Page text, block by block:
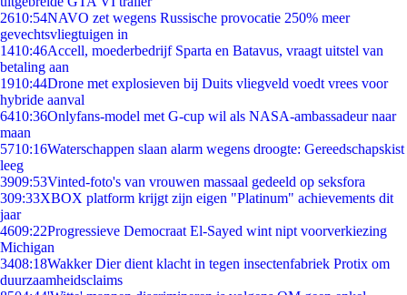
2610:54NAVO zet wegens Russische provocatie 250% meer
gevechtsvliegtuigen in
1410:46Accell, moederbedrijf Sparta en Batavus, vraagt uitstel van
betaling aan
1910:44Drone met explosieven bij Duits vliegveld voedt vrees voor
hybride aanval
6410:36Onlyfans-model met G-cup wil als NASA-ambassadeur naar
maan
5710:16Waterschappen slaan alarm wegens droogte: Gereedschapskist
leeg
3909:53Vinted-foto's van vrouwen massaal gedeeld op seksfora
309:33XBOX platform krijgt zijn eigen "Platinum" achievements dit
jaar
4609:22Progressieve Democraat El-Sayed wint nipt voorverkiezing
Michigan
3408:18Wakker Dier dient klacht in tegen insectenfabriek Protix om
duurzaamheidsclaims